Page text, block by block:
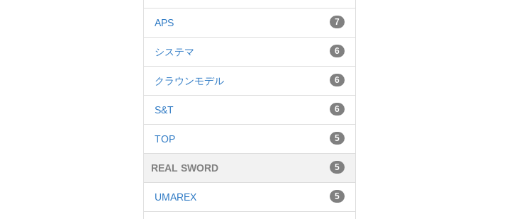
APS 7
システマ 6
クラウンモデル 6
S&T 6
TOP 5
REAL SWORD 5
UMAREX 5